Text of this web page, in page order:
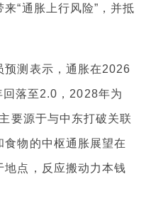
“通胀上行风险”，并抵
预测表示，通胀在2026
落至2.0，2028年为
要源于与中东打破关联
物的中枢通胀展望在
点，反应搬动力本钱